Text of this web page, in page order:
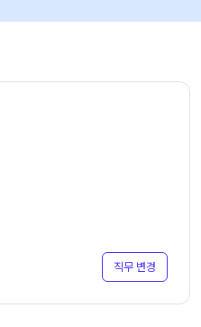
직무 변경